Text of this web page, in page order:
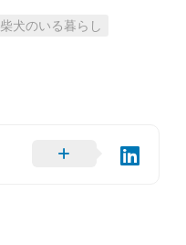
柴犬のいる暮らし